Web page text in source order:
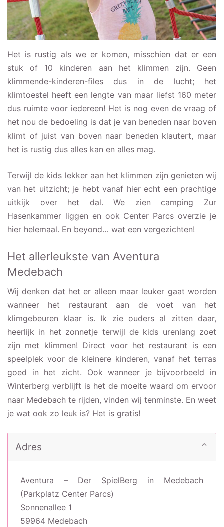
Het is rustig als we er komen, misschien dat er een
stuk of 10 kinderen aan het klimmen zijn. Geen
klimmende-kinderen-files dus in de lucht; het
klimtoestel heeft een lengte van maar liefst 160 meter
dus ruimte voor iedereen! Het is nog even de vraag of
het nou de bedoeling is dat je van beneden naar boven
klimt of juist van boven naar beneden klautert, maar
het is rustig dus alles kan en alles mag.
Terwijl de kids lekker aan het klimmen zijn genieten wij
van het uitzicht; je hebt vanaf hier echt een prachtige
uitkijk over het dal. We zien camping Zur
Hasenkammer liggen en ook Center Parcs overzie je
hier helemaal. En beyond… wat een vergezichten!
Het allerleukste van Aventura
Medebach
Wij denken dat het er alleen maar leuker gaat worden
wanneer het restaurant aan de voet van het
klimgebeuren klaar is. Ik zie ouders al zitten daar,
heerlijk in het zonnetje terwijl de kids urenlang zoet
zijn met klimmen! Direct voor het restaurant is een
speelplek voor de kleinere kinderen, vanaf het terras
goed in het zicht. Ook wanneer je bijvoorbeeld in
Winterberg verblijft is het de moeite waard om ervoor
naar Medebach te rijden, vinden wij tenminste. En weet
je wat ook zo leuk is? Het is gratis!
Adres
Aventura – Der SpielBerg in Medebach
(Parkplatz Center Parcs)
Sonnenallee 1
59964 Medebach